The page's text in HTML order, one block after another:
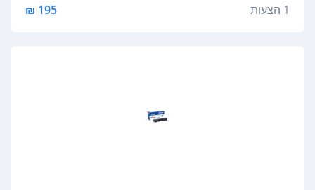
1 הצעות 195 ₪